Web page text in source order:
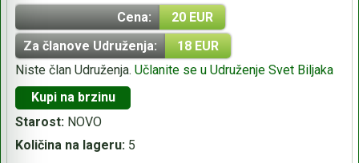
Cena:
20 EUR
Za članove Udruženja:
18 EUR
Niste član Udruženja. Učlanite se u Udruženje Svet Biljaka
Kupi na brzinu
Starost: NOVO
Količina na lageru: 5